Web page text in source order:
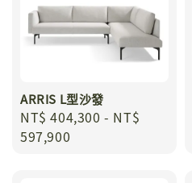
ARRIS L型沙發
Regular
price
NT$ 404,300 - NT$
597,900